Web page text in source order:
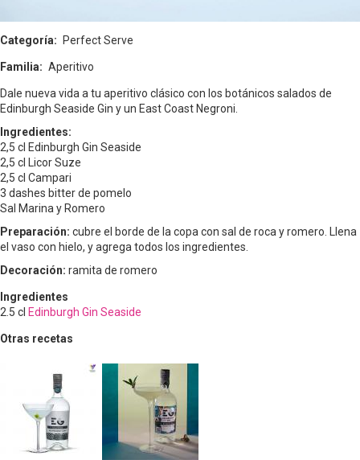
Categoría Perfect Serve
Familia Aperitivo
Dale nueva vida a tu aperitivo clásico con los botánicos salados de
Edinburgh Seaside Gin y un East Coast Negroni.
Ingredientes:
2,5 cl Edinburgh Gin Seaside
2,5 cl Licor Suze
2,5 cl Campari
3 dashes bitter de pomelo
Sal Marina y Romero
Preparación: cubre el borde de la copa con sal de roca y romero.
Llena
el vaso con hielo, y agrega todos los ingredientes.
Decoración: ramita de romero
Ingredientes
2.5 cl Edinburgh Gin Seaside
Otras recetas